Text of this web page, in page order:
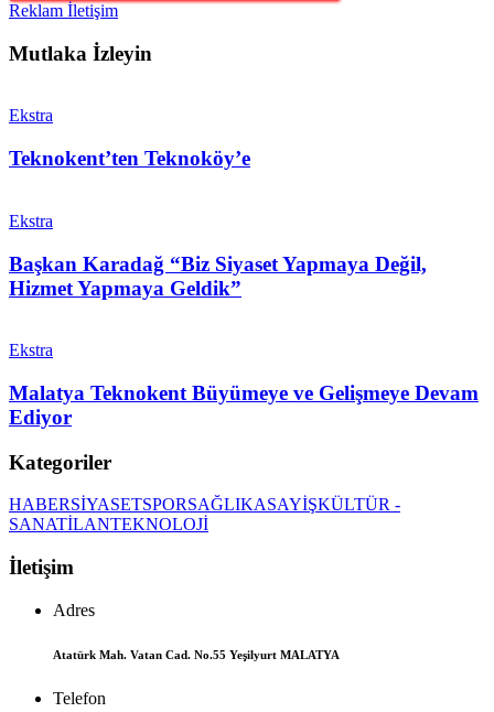
Reklam İletişim
Mutlaka İzleyin
Ekstra
Teknokent’ten Teknoköy’e
Ekstra
Başkan Karadağ “Biz Siyaset Yapmaya Değil,
Hizmet Yapmaya Geldik”
Ekstra
Malatya Teknokent Büyümeye ve Gelişmeye Devam
Ediyor
Kategoriler
HABERSİYASETSPORSAĞLIKASAYİŞKÜLTÜR -
SANATİLANTEKNOLOJİ
İletişim
Adres
Atatürk Mah. Vatan Cad. No.55 Yeşilyurt MALATYA
Telefon